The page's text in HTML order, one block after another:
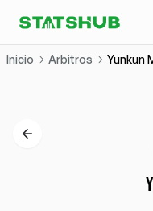
Inicio Arbitros Yunkun